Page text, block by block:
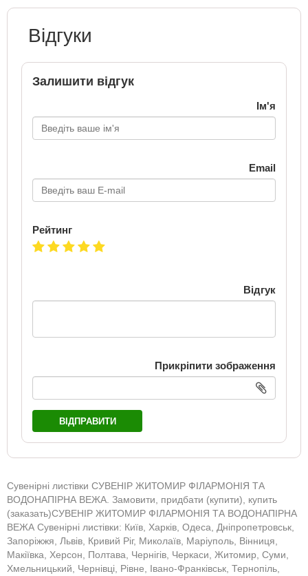
Відгуки
Залишити відгук
Ім'я
Email
Рейтинг
Відгук
Прикріпити зображення
ВІДПРАВИТИ
Сувенірні листівки СУВЕНІР ЖИТОМИР ФІЛАРМОНІЯ ТА
ВОДОНАПІРНА ВЕЖА. Замовити, придбати (купити), купить
(заказать)СУВЕНІР ЖИТОМИР ФІЛАРМОНІЯ ТА ВОДОНАПІРНА
ВЕЖА Сувенірні листівки: Київ, Харків, Одеса, Дніпропетровськ,
Запоріжжя, Львів, Кривий Ріг, Миколаїв, Маріуполь, Вінниця,
Макіївка, Херсон, Полтава, Чернігів, Черкаси, Житомир, Суми,
Хмельницький, Чернівці, Рівне, Івано-Франківськ, Тернопіль,